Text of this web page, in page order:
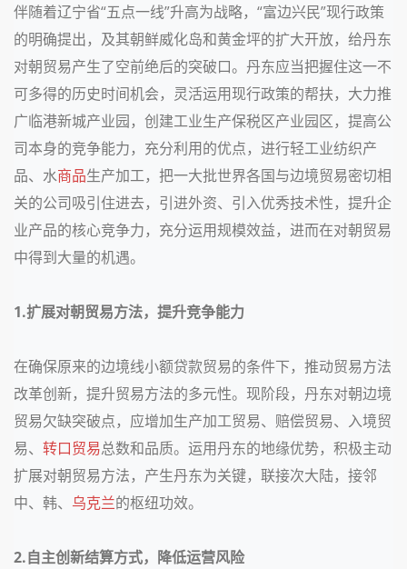
伴随着辽宁省“五点一线”升高为战略，“富边兴民”现行政策
的明确提出，及其朝鲜威化岛和黄金坪的扩大开放，给丹东
对朝贸易产生了空前绝后的突破口。丹东应当把握住这一不
可多得的历史时间机会，灵活运用现行政策的帮扶，大力推
广临港新城产业园，创建工业生产保税区产业园区， 提高公
司本身的竞争能力，充分利用的优点，进行轻工业纺织产
品、水商品生产加工，把一大批世界各国与边境贸易密切相
关的公司吸引住进去，引进外资、引入优秀技术性，提升企
业产品的核心竞争力，充分运用规模效益，进而在对朝贸易
中得到大量的机遇。
1.扩展对朝贸易方法，提升竞争能力
在确保原来的边境线小额贷款贸易的条件下，推动贸易方法
改革创新，提升贸易方法的多元性。 现阶段，丹东对朝边境
贸易欠缺突破点，应增加生产加工贸易、赔偿贸易、入境贸
易、 转口贸易总数和品质。运用丹东的地缘优势，积极主动
扩展对朝贸易方法，产生丹东为关键，联接次大陆，接邻
中、韩、 乌克兰的枢纽功效。
2.自主创新结算方式，降低运营风险